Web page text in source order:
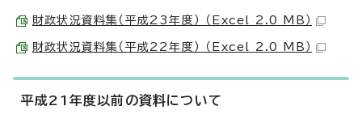
財政状況資料集（平成23年度） （Excel 2.0 MB）
財政状況資料集（平成22年度） （Excel 2.0 MB）
平成21年度以前の資料について